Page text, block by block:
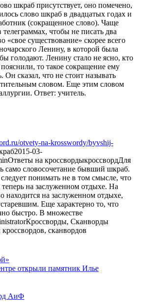
шкраб присутствует, оно помечено,
слово шкраб в двадцатых годах и
(сокращенное слово). Чаще
телеграммах, чтобы не писать два
«свое существование» скорее всего
Ленину, в которой была
голодают. Ленину стало не ясно, кто
пояснили, то такое сокращение ему
Он сказал, что не стоит называть
словом. Еще этим словом
Ответ: учитель.
otvety-na-krosswordy/byvshij-
2015-03-
Ответы на кроссвордыкроссвордДля
само словосочетание бывший шкраб.
понимать не в том смысле, что
на заслуженном отдыхе. На
находится на заслуженном отдыхе,
Еще характерно то, что
быстро. В множестве
Кроссворды, Сканворды
открыли памятник Илье